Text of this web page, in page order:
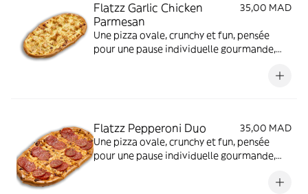
Flatzz Garlic Chicken
Parmesan
35,00 MAD
Une pizza ovale, crunchy et fun, pensée
pour une pause individuelle gourmande,
Flatzz Pepperoni Duo
35,00 MAD
Une pizza ovale, crunchy et fun, pensée
pour une pause individuelle gourmande,